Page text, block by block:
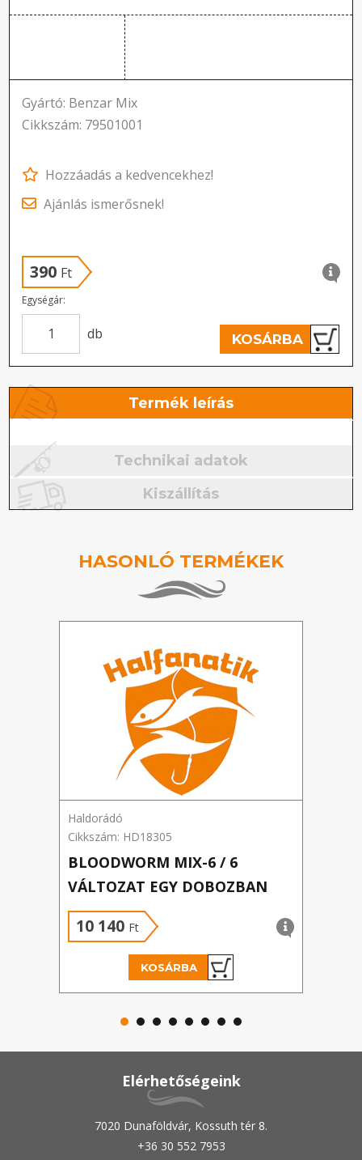
Gyártó: Benzar Mix
Cikkszám: 79501001
Hozzáadás a kedvencekhez!
Ajánlás ismerősnek!
390 Ft
Egységár:
db KOSÁRBA
Termék leírás
Technikai adatok
Kiszállítás
HASONLÓ TERMÉKEK
Haldorádó
Cikkszám: HD18305
BLOODWORM MIX-6 / 6
VÁLTOZAT EGY DOBOZBAN
10 140 Ft
KOSÁRBA
Elérhetőségeink
7020 Dunaföldvár, Kossuth tér 8.
+36 30 552 7953